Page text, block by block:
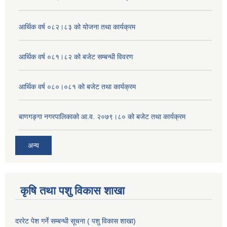
आर्थिक वर्ष ०८२।८३ को योजना तथा कार्यक्रम
आर्थिक वर्ष ०८१।८२ को बजेट सम्बन्धी विवरण
आर्थिक वर्ष ०८०।०८१ को बजेट तथा कार्यक्रम
बाणगङ्गा नगरपालिकाको आ.व. २०७९।८० को बजेट तथा कार्यक्रम
अन्य
कृषि तथा पशु विकास शाखा
दररेट पेश गर्ने सम्बन्धी सूचना ( पशु विकास शाखा)